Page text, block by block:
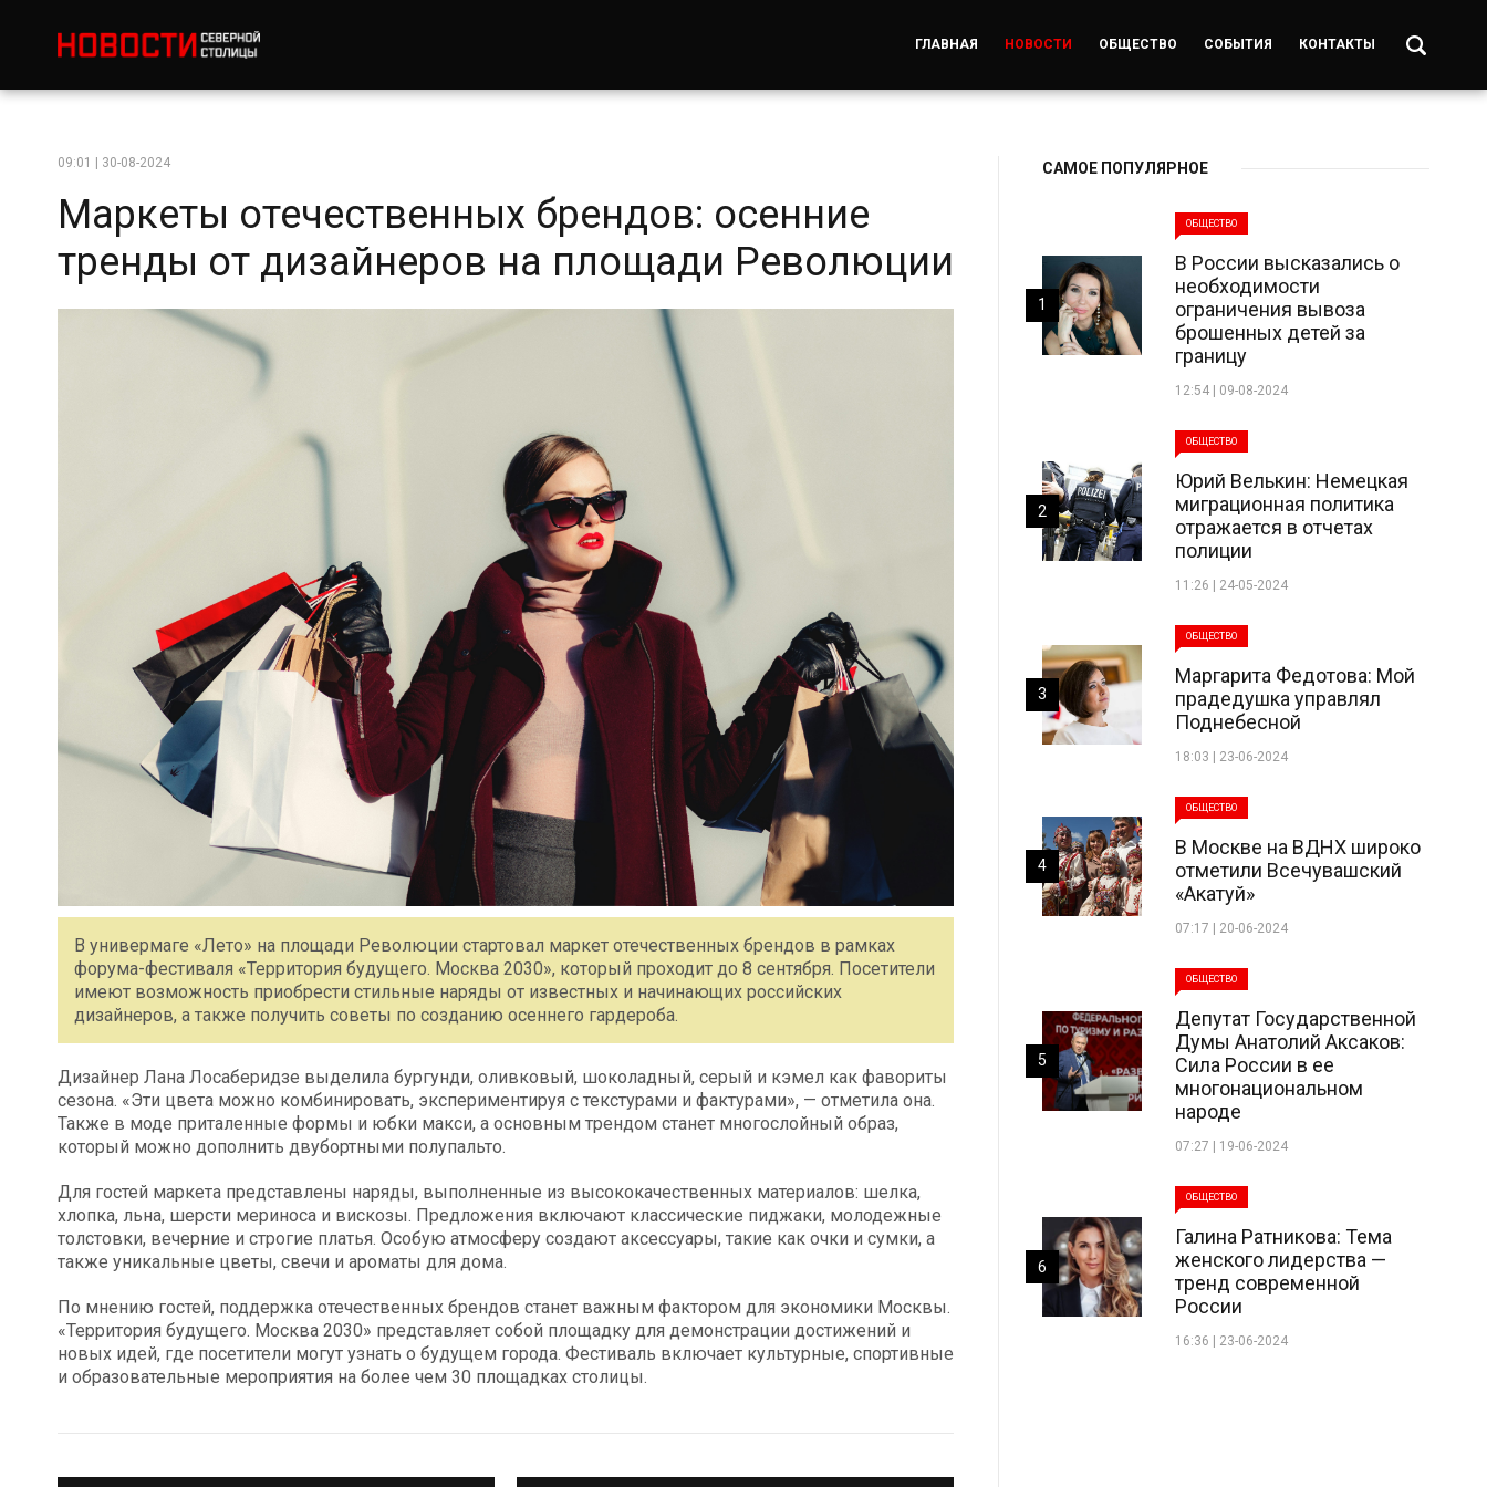
ГЛАВНАЯ НОВОСТИ ОБЩЕСТВО СОБЫТИЯ КОНТАКТЫ
09:01 | 30-08-2024
Маркеты отечественных брендов: осенние
тренды от дизайнеров на площади Революции
В универмаге «Лето» на площади Революции стартовал маркет отечественных брендов в рамках
форума-фестиваля «Территория будущего. Москва 2030», который проходит до 8 сентября. Посетители
имеют возможность приобрести стильные наряды от известных и начинающих российских
дизайнеров, а также получить советы по созданию осеннего гардероба.
Дизайнер Лана Лосаберидзе выделила бургунди, оливковый, шоколадный, серый и кэмел как фавориты
сезона. «Эти цвета можно комбинировать, экспериментируя с текстурами и фактурами», — отметила она.
Также в моде приталенные формы и юбки макси, а основным трендом станет многослойный образ,
который можно дополнить двубортными полупальто.
Для гостей маркета представлены наряды, выполненные из высококачественных материалов: шелка,
хлопка, льна, шерсти мериноса и вискозы. Предложения включают классические пиджаки, молодежные
толстовки, вечерние и строгие платья. Особую атмосферу создают аксессуары, такие как очки и сумки, а
также уникальные цветы, свечи и ароматы для дома.
По мнению гостей, поддержка отечественных брендов станет важным фактором для экономики Москвы.
«Территория будущего. Москва 2030» представляет собой площадку для демонстрации достижений и
новых идей, где посетители могут узнать о будущем города. Фестиваль включает культурные, спортивные
и образовательные мероприятия на более чем 30 площадках столицы.
САМОЕ ПОПУЛЯРНОЕ
ОБЩЕСТВО
В России высказались о
необходимости
ограничения вывоза
брошенных детей за
границу
12:54 | 09-08-2024
1
ОБЩЕСТВО
Юрий Велькин: Немецкая
миграционная политика
отражается в отчетах
полиции
11:26 | 24-05-2024
2
ОБЩЕСТВО
Маргарита Федотова: Мой
прадедушка управлял
Поднебесной
18:03 | 23-06-2024
3
ОБЩЕСТВО
В Москве на ВДНХ широко
отметили Всечувашский
«Акатуй»
07:17 | 20-06-2024
4
ОБЩЕСТВО
Депутат Государственной
Думы Анатолий Аксаков:
Сила России в ее
многонациональном
народе
07:27 | 19-06-2024
5
ОБЩЕСТВО
Галина Ратникова: Тема
женского лидерства —
тренд современной
России
16:36 | 23-06-2024
6